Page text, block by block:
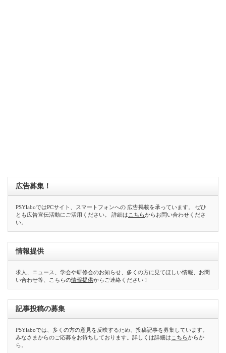
広告募集！
PSYlaboではPCサイト、スマートフォンへの 広告掲載を承っています。 ぜひ
とも広告宣伝活動にご活用ください。 詳細は こちらからお問い合わせくださ
い。
情報提供
求人、ニュース、学会や研修会のお知らせ、多くの方に見てほしい情報、お問
い合わせ等、こちらの情報提供からご連絡ください！
記事投稿の募集
PSYlaboでは、多くの方の意見を反映するため、投稿記事を募集しています。
みなさまからのご応募をお待ちしております。詳しくは詳細は こちらからか
ら。